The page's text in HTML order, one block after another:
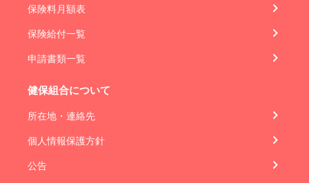
保険料月額表
保険給付一覧
申請書類一覧
健保組合について
所在地・連絡先
個人情報保護方針
公告